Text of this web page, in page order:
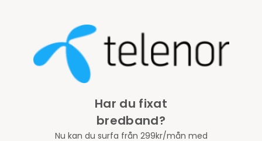
Har du fixat
bredband?
Nu kan du surfa från 299kr/mån med